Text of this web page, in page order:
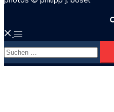
Menü
umschalten
Suchen
nach: